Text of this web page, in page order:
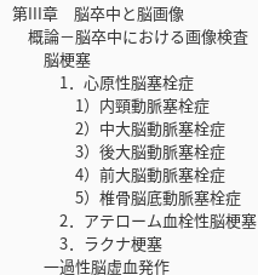
第III章 脳卒中と脳画像
概論－脳卒中における画像検査
脳梗塞
1．心原性脳塞栓症
1）内頸動脈塞栓症
2）中大脳動脈塞栓症
3）後大脳動脈塞栓症
4）前大脳動脈塞栓症
5）椎骨脳底動脈塞栓症
2．アテローム血栓性脳梗塞
3．ラクナ梗塞
一過性脳虚血発作